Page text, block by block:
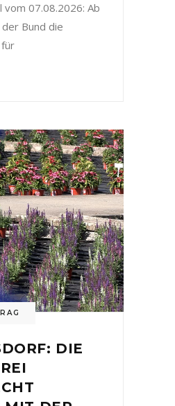
vom 07.08.2026: Ab
Bund die
DIE